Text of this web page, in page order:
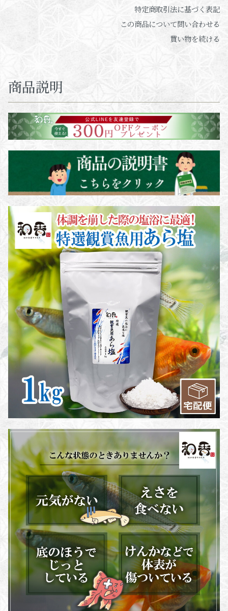
特定商取引法に基づく表記
この商品について問い合わせる
買い物を続ける
商品説明